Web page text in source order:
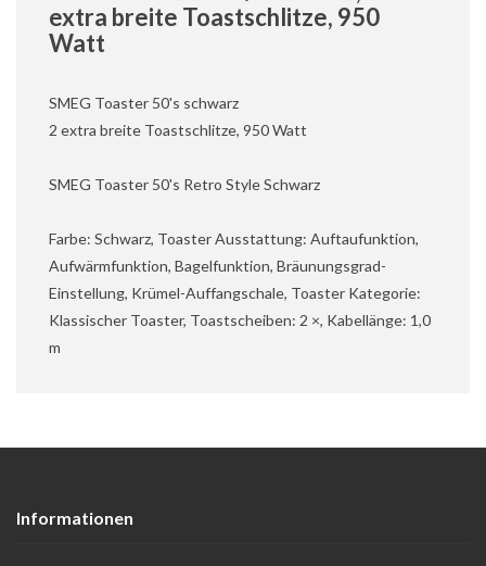
extra breite Toastschlitze, 950
Watt
SMEG Toaster 50's schwarz
2 extra breite Toastschlitze, 950 Watt
SMEG Toaster 50's Retro Style Schwarz
Farbe: Schwarz, Toaster Ausstattung: Auftaufunktion,
Aufwärmfunktion, Bagelfunktion, Bräunungsgrad-
Einstellung, Krümel-Auffangschale, Toaster Kategorie:
Klassischer Toaster, Toastscheiben: 2 ×, Kabellänge: 1,0
m
Informationen